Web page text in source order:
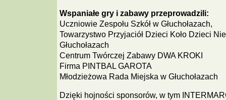
Wspaniałe gry i zabawy przeprowadzili:
Uczniowie Zespołu Szkół w Głuchołazach,
Towarzystwo Przyjaciół Dzieci Koło Dzieci
Głuchołazach
Centrum Twórczej Zabawy DWA KROKI
Firma PINTBAL GAROTA
Młodzieżowa Rada Miejska w Głuchołazach
Dzięki hojności sponsorów, w tym